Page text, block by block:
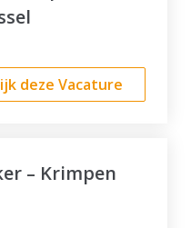
deze Vacature
– Krimpen